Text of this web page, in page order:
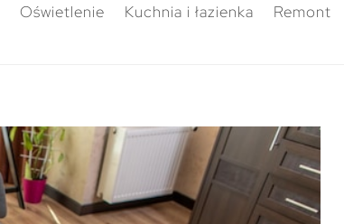
Oświetlenie Kuchnia i łazienka Remont